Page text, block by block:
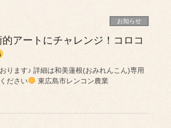
お知らせ
アートにチャレンジ！コロコ
ります♪ 詳細は和美蓮根(おみれんこん)専用
ださい
東広島市レンコン農業